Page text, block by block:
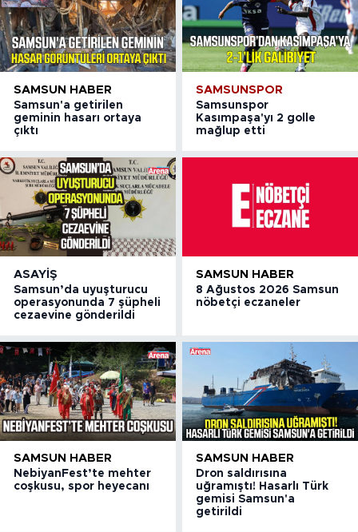
SAMSUN HABER
Samsun'a getirilen
geminin hasarı ortaya
çıktı
SAMSUNSPOR
Samsunspor
Kasımpaşa'yı 2 golle
mağlup etti
ASAYIŞ
Samsun’da uyuşturucu
operasyonunda 7 şüpheli
cezaevine gönderildi
SAMSUN HABER
8 Ağustos 2026 Samsun
nöbetçi eczaneler
SAMSUN HABER
NebiyanFest’te mehter
coşkusu, spor heyecanı
SAMSUN HABER
Dron saldırısına
uğramıştı! Hasarlı Türk
gemisi Samsun'a
getirildi